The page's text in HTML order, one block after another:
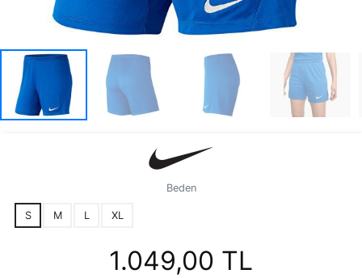
Beden
S M L XL
1.049,00 TL